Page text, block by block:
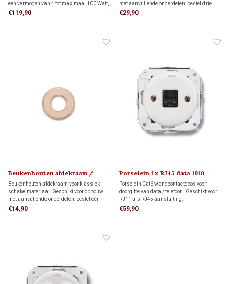
een vermogen van 4 tot maximaal 100 Watt,
overige lampen 24-400 Watt.
€119,90
met aanvullende onderdelen: bestel drie
montageringen voor directe wandmontage
€29,90
Beukenhouten afdekraam /
montageplaat 1910
Beukenhouten afdekraam voor klassiek
schakelmateriaal. Geschikt voor opbouw
met aanvullende onderdelen: bestel één
montagering voor directe wandmontage of
€14,90
Porselein 1 x RJ45 data 1910
Porselein Cat6 wandcontactdoos voor
doorgifte van data / telefoon. Geschikt voor
RJ11 als RJ45 aansluiting.
€59,90